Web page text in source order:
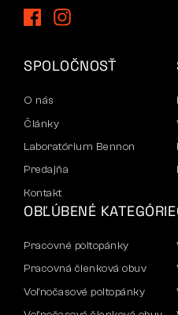
SPOLOČNOSŤ
O nás
Články
Laboratórium Bennon
Predajňa
Kontakt
OBĽÚBENÉ KATEGÓRIE
Pracovné poltopánky
Pracovná členková obuv
Voľnočasové poltopánky